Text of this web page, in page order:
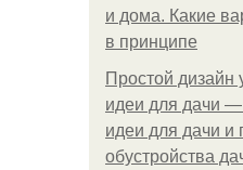
и дома. Какие
в принципе
Простой дизайн
идеи для дачи —
идеи для дачи и
обустройства